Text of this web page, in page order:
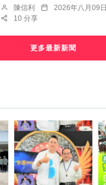
陳信利 2026年八月09日
10 分享
更多最新新聞